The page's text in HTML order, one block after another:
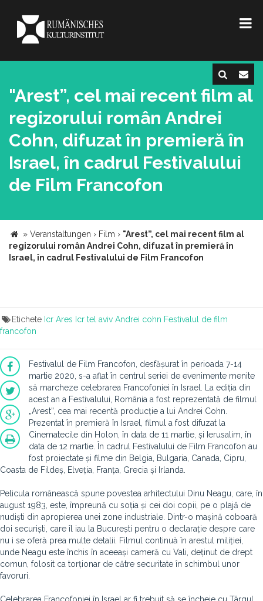
"Arest”, cel mai recent film al
regizorului român Andrei
Cohn, difuzat în premieră în
Israel, în cadrul Festivalului
de Film Francofon
» Veranstaltungen › Film › "Arest”, cel mai recent film al
regizorului român Andrei Cohn, difuzat în premieră în
Israel, în cadrul Festivalului de Film Francofon
Etichete Icr Ares Icr tel aviv Andrei cohn Festivalul de film
francofon
Festivalul de Film Francofon, desfășurat în perioada 7-14
martie 2020, s-a aflat în centrul seriei de evenimente menite
să marcheze celebrarea Francofoniei în Israel. La ediția din
acest an a Festivalului, România a fost reprezentată de filmul
„Arest”, cea mai recentă producție a lui Andrei Cohn.
Prezentat în premieră în Israel, filmul a fost difuzat la
Cinematecile din Holon, în data de 11 martie, și Ierusalim, în
data de 12 martie. În cadrul Festivalului de Film Francofon au
fost proiectate și filme din Belgia, Bulgaria, Canada, Cipru,
Coasta de Fildeș, Elveția, Franța, Grecia și Irlanda.
Pelicula românească spune povestea arhitectului Dinu Neagu, care, în
august 1983, este, împreună cu soția și cei doi copii, pe o plajă de
nudiști din apropierea unei zone industriale. Dintr-o mașină coboară
doi securiști, care îl iau la București pentru o declarație despre care
nu i se oferă prea multe detalii. Filmul continuă în arestul miliției,
unde Neagu este închis în aceeași cameră cu Vali, deținut de drept
comun, folosit ca torționar de către securitate în schimbul unor
favoruri.